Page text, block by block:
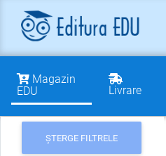
Magazin
EDU
Livrare
ȘTERGE FILTRELE